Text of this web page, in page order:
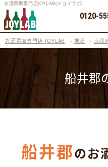
お酒買取専門店JOYLAB(ジョイラボ)
0120-
お酒買取専門店 JOYLAB › 地域 › 京都
船井郡
船井郡のお